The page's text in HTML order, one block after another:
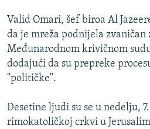
Valid Omari, šef biroa Al
da je mreža podnijela zvaničan
Međunarodnom krivičnom
dodajući da su prepreke
"političke".
Desetine ljudi su se u nedelju,
rimokatoličkoj crkvi u